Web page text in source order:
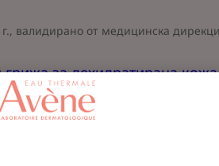
, валидирано от медицинска
за дехидратирана кожа